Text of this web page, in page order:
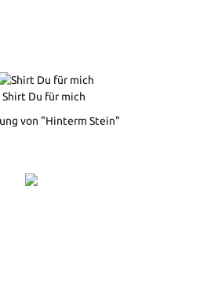
Shirt Du für mich
von "Hinterm Stein"